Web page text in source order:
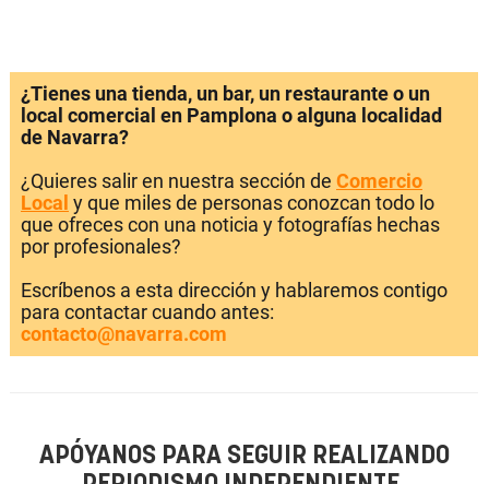
¿Tienes una tienda, un bar, un restaurante o un
local comercial en Pamplona o alguna localidad
de Navarra?
¿Quieres salir en nuestra sección de Comercio
Local y que miles de personas conozcan todo lo
que ofreces con una noticia y fotografías hechas
por profesionales?
Escríbenos a esta dirección y hablaremos contigo
para contactar cuando antes:
contacto@navarra.com
APÓYANOS PARA SEGUIR REALIZANDO